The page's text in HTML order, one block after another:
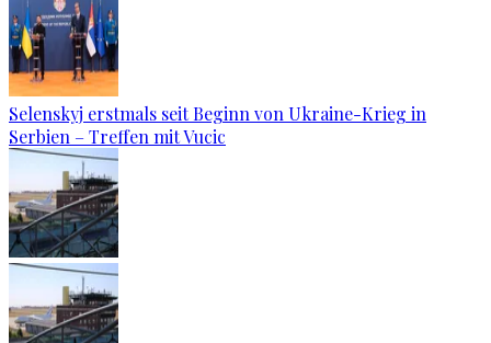
Selenskyj erstmals seit Beginn von Ukraine-Krieg in
Serbien – Treffen mit Vucic